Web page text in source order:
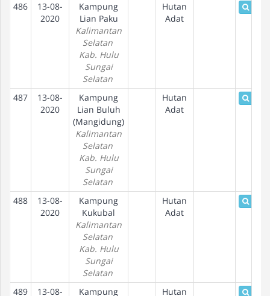
486
13-08-
2020
Kampung
Lian Paku
Kalimantan
Selatan
Kab. Hulu
Sungai
Selatan
Hutan
Adat
487
13-08-
2020
Kampung
Lian Buluh
(Mangidung)
Kalimantan
Selatan
Kab. Hulu
Sungai
Selatan
Hutan
Adat
488
13-08-
2020
Kampung
Kukubal
Kalimantan
Selatan
Kab. Hulu
Sungai
Selatan
Hutan
Adat
489 13-08- Kampung Hutan